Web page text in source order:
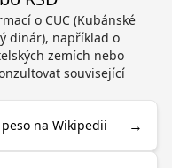
o CUC (Kubánské
dinár), například o
zemích nebo
související
na Wikipedii →